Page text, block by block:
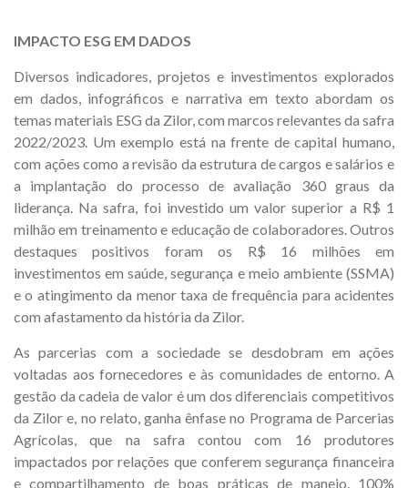
IMPACTO ESG EM DADOS
Diversos indicadores, projetos e investimentos explorados
em dados, infográficos e narrativa em texto abordam os
temas materiais ESG da Zilor, com marcos relevantes da safra
2022/2023. Um exemplo está na frente de capital humano,
com ações como a revisão da estrutura de cargos e salários e
a implantação do processo de avaliação 360 graus da
liderança. Na safra, foi investido um valor superior a R$ 1
milhão em treinamento e educação de colaboradores. Outros
destaques positivos foram os R$ 16 milhões em
investimentos em saúde, segurança e meio ambiente (SSMA)
e o atingimento da menor taxa de frequência para acidentes
com afastamento da história da Zilor.
As parcerias com a sociedade se desdobram em ações
voltadas aos fornecedores e às comunidades de entorno. A
gestão da cadeia de valor é um dos diferenciais competitivos
da Zilor e, no relato, ganha ênfase no Programa de Parcerias
Agrícolas, que na safra contou com 16 produtores
impactados por relações que conferem segurança financeira
e compartilhamento de boas práticas de manejo. 100%